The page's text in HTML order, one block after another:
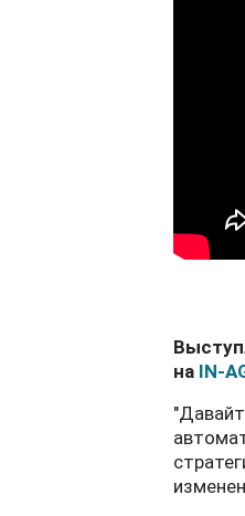
на IN-